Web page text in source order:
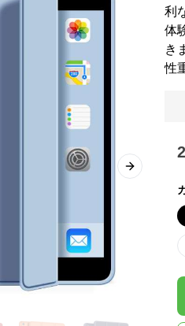
Next slide
利
体
き
性